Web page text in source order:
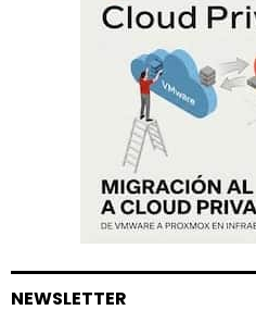
NEWSLETTER